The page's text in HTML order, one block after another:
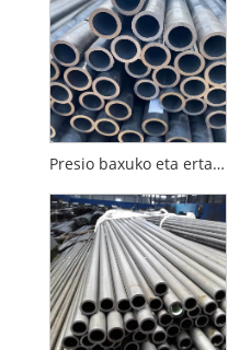
Presio baxuko eta ertaineko hotzean josturarik gabeko altzairuzko hodia